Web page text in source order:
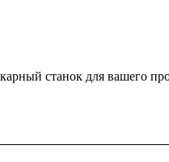
станок для вашего